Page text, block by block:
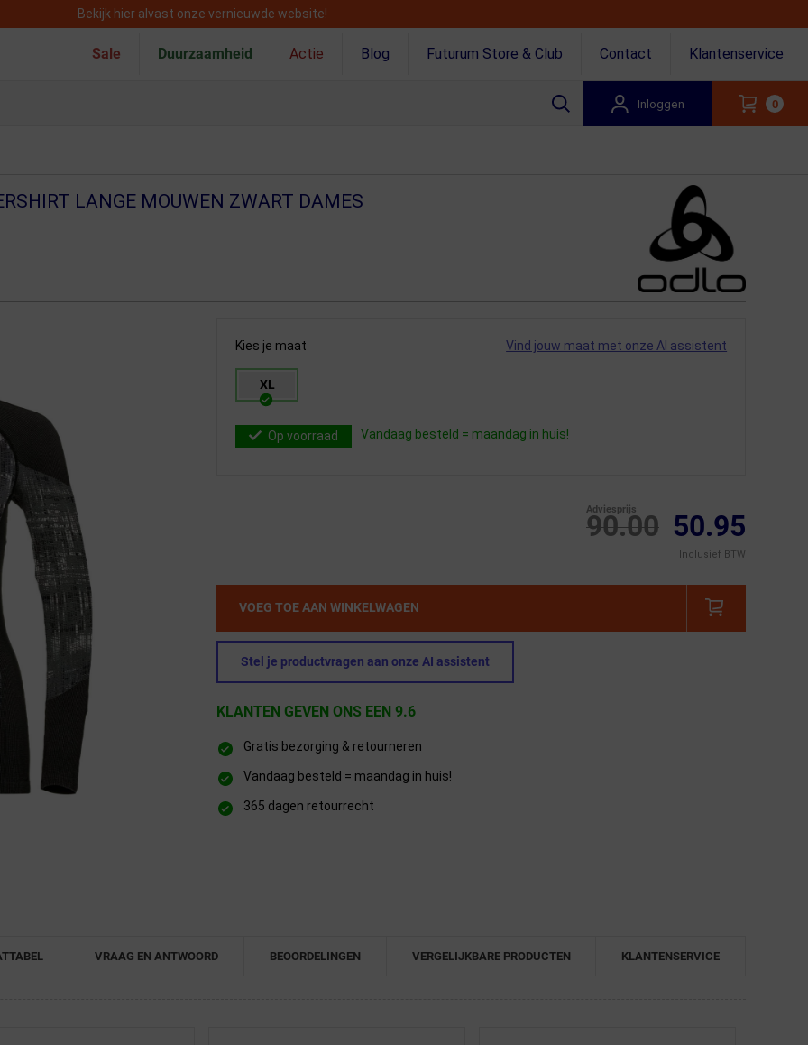
Bekijk hier alvast onze vernieuwde website!
Sale Duurzaamheid Actie Blog Futurum Store & Club Contact Klantenservice
Inloggen 0
LANGE MOUWEN ZWART DAMES
Kies je maat Vind jouw maat met onze AI assistent
XL
Op voorraad Vandaag besteld = maandag in huis!
90.00
Adviesprijs 50.95
Inclusief BTW
VOEG TOE AAN WINKELWAGEN
Stel je productvragen aan onze AI assistent
KLANTEN GEVEN ONS EEN 9.6
Gratis bezorging & retourneren
Vandaag besteld = maandag in huis!
365 dagen retourrecht
VRAAG EN ANTWOORD BEOORDELINGEN VERGELIJKBARE PRODUCTEN KLANTENSERVICE